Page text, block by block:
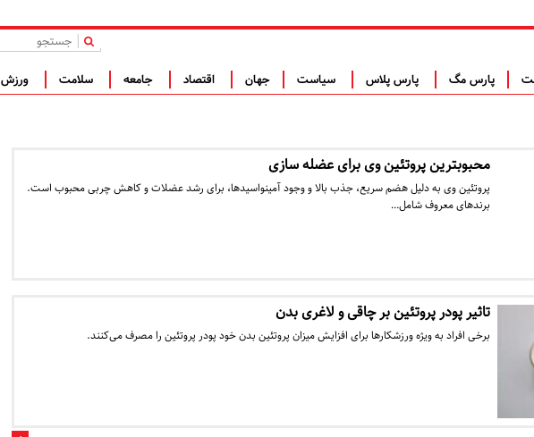
|
پارس مگ پارس پلاس سیاست جهان اقتصاد جامعه سلامت ورزش
محبوبترین پروتئین وی برای عضله سازی
پروتئین وی به دلیل هضم سریع، جذب بالا و وجود آمینواسیدها، برای رشد عضلات و کاهش چربی محبوب است.
برندهای معروف شامل…
تاثیر پودر پروتئین بر چاقی و لاغری بدن
برخی افراد به ویژه ورزشکار‌ها برای افزایش میزان پروتئین بدن خود پودر پروتئین را مصرف می‌کنند.